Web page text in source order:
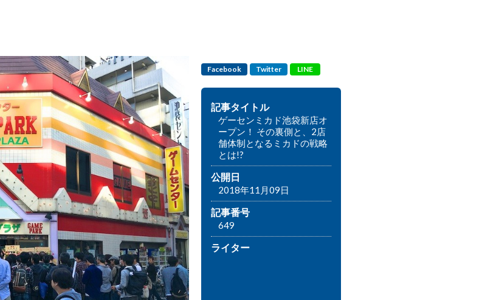
Facebook Twitter LINE
記事タイトル
ゲーセンミカド池袋新店オ
ープン！ その裏側と、2店
舗体制となるミカドの戦略
とは!?
公開日
2018年11月09日
記事番号
649
ライター